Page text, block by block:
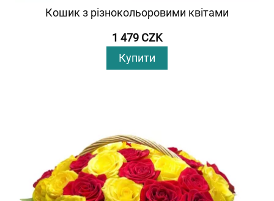
Кошик з різнокольоровими квітами
1 479 CZK
Купити